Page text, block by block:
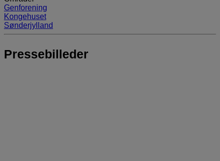
Genforening
Kongehuset
Sønderjylland
Pressebilleder